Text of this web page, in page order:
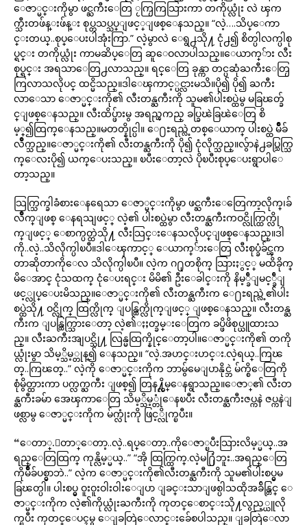
ေဇာ္မင္းကိုမွာ ဖင္ႀကီးေတြ ႂကြႂကြသြားကာ တကိုယ္လုံး လဲ ၾက
က္သီးတဖ်န္းဖ်န္း စုပ္တသပ္သပ္ျဖင့္ျဖစ္ေနသည္။ “လဲ့….သိပ္ေကာ
င္းတယ္..စုပ္ေပးပါအုံးကြာ.” လဲ့မွာလဲ ေရွ႕သို႔ ငုံ႕၍ စိတ္ပါလက္ပါစု
ပ္ရင္း တကိုယ္လုံး ကာမဆိပ္ေတြ ဆူေဝလာပါသည္။ေယာက္်ား လီး
စုပ္ရင္း အရသာေတြ႕လာသည္။ ရင္ေတြ ခုန္ကာ တင္ပဆုံႀကီးေတြႂ
ကြလာသလိုပင္ ထင္မိသည္။ဒါေၾကာင့္ပင္လားမသိ။ပို၍ ပို၍ ႀကီး
လာေသာ ေဇာ္မင္းကို၏ လီးတန္ႀကီးကို သူမ၏ပါးစပ္ထဲမွ မခြၽတ္ခ်
င္ျဖစ္ေနသည္။ လီးထိပ္ဖ်ားမွ အရည္ၾကည္ ခပ္ခြၽဲခြၽဲေတြ စိ
မ့္၍ထြက္ေနသည္။မတတ္နိုင္ပါ။ ေ႐ႊရည္လဲ့တစ္ေယာက္ ပါးစပ္ထဲ မ်ိဳခ်
လိဳက္သည္။ေဇာ္မင္းကို၏ လီးတန္ႀကီးကို ပို၍ ငုံလိုက္သည္။လွ်ာနဲ႕ခပ္သြက္သြ
က္ေလးပို၍ ယက္ေပးသည္။ ၿပီးေတာ့လဲ ပိုၿပီးစုပ္ေပးရွာပါေ
တာ့သည္။
သြက္သြက္ခါခံစားေနရေသာ ေဇာ္မင္းကိုမွာ ဖင္ႀကီးေတြေကာ့လိုက္၊ခ်
လိဳက္ျဖစ္ ေနရသျဖင့္ လဲ့၏ ပါးစပ္ထဲမွာ လီးတန္ႀကီးကဝင္လိုက္ထြက္လို
က္ျဖင့္ ေစာက္ပတ္ထဲသို႔ လီးသြင္းေနသလိုပင္ျဖစ္ေနသည္။ဒါ
ကို..လဲ့..သိလိုက္ပါၿပီ။ဒါေၾကာင့္ ေယာက္်ားေတြ လီးစုပ္ခံခ်င္ၾက
တာဆိုတာကိုေလ သိလိုက္ပါၿပီ။ လဲ့က ဂ႐ုတစိုက္ သြားႏွင့္ မထိခိုက္
မိေအာင္ ငုံသထက္ ငုံေပးရင္း မိမိ၏ ဦးေခါင္းကို နိမ့္ခ်ီျမင့္ခ်ီျ
ဖင့္လုပ္ေပးမိသည္။ေဇာ္မင္းကို၏ လီးတန္ႀကီးက ေ႐ႊရည္လဲ့၏ပါး
စပ္ထဲသို႔ ဝင္လိုက္ ထြက္လိုက္ ျပန္ထြက္လိုက္ျဖင့္ ျဖစ္ေနသည္။ လီးတန္ႀ
ကီးက ျပန္ထြက္သြားေတာ့ လဲ့၏ႏႈတ္ခမ္းေတြက ခပ္ဖိဖိစုပ္ယူထားသ
ည္။ လီးႀကီးအျပင္သို႔ လြန္မထြက္နိုင္ေတာ့ပါ။ေဇာ္မင္းကို၏ တကို
ယ္လုံးမွာ သိမ့္သိမ့္တုန္၍ ေနသည္။ “လဲ့.အဟင္းဟင္း.လဲ့ရယ္..ကြၽ
တ္..ကြၽတ္..” လဲ့ကို ေဇာ္မင္းကိုက ဘာမွ်မေျပာနိုင္ဘဲ မ်က္စိေတြကို
စုံမွိတ္ထားကာ ပက္လက္ႀကီး ျဖစ္၍ တြန႔္လိမ္ေနရွာသည္။ေဇာ္၏ လီးတ
န္ႀကီးခမ်ာ အေၾကာေတြ သိမ့္သိမ့္တုံေနၿပီး လီးတန္ႀကီးဇပ္ကနဲ ဇပ္ကနဲျ
ဖစ္လာမွ ေဇာ္မင္းကိုက မ်က္လုံးကို ဖြင့္လိုက္ၿပီး။
“ေတာ္.ေတာ္ေတာ့..လဲ့..ရပ္ေတာ့..ကိုေဇာ္ၿပီးသြားလိမ့္မယ္..အ
ရည္ေတြထြက္ ကုန္လိမ့္မယ္..” “အို ထြက္ထြက္.လဲ့မ႐ြံဘူး..အရည္ေတြ
ကိုမ်ိဳခ်ပစ္မွာဘဲ..” လဲ့က ေဇာ္မင္းကို၏လီးတန္ႀကီးကို သူမ၏ပါးစပ္မွမ
ခြၽတ္ပါ။ ပါးစပ္မွ ဝူးဝူးဝါးဝါးေျပာ ျခင္းသာျဖစ္ပါသထိုအခ်ိန္တြင္ ေ
ဇာ္မင္းကိုက လဲ့၏ကိုယ္လုံးႀကီးကို ကုတင္ေစာင္းသို႔လွည့္ယူလို
က္ၿပီး ကုတင္ေပၚမွ ေျခတြဲေလာင္းခ်ေစပါသည္။ ျခတြဲေလာ